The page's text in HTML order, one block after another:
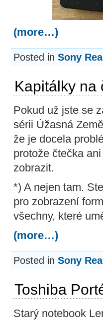
(more…)
Posted in Sony
Kapitálky na
Pokud už jste se
sérii Úžasná
že je docela
protože čtečka
zobrazit.
*) A nejen tam.
pro zobrazení
všechny, které
(more…)
Posted in Sony
Toshiba
Starý notebook